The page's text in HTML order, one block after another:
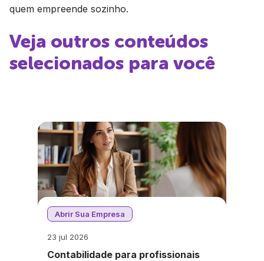
quem empreende sozinho.
Veja outros conteúdos
selecionados para você
Abrir Sua Empresa
23 jul 2026
Contabilidade para profissionais